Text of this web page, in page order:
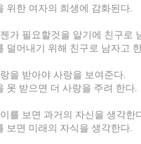
위한 여자의 희생에 감화된다.
가 필요할것을 알기에 친구로
덜어내기 위해 친구로 남자고
을 받아야 사랑을 보여준다.
못 받으면 더 사랑을 주려 한다.
를 보면 과거의 자신을 생각한
보면 미래의 자식을 생각한다.